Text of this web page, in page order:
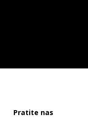
Pratite nas